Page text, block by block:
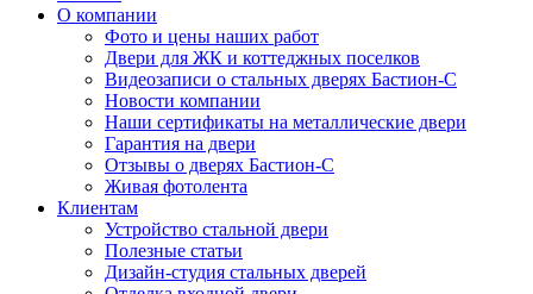
О компании
Фото и цены наших работ
Двери для ЖК и коттеджных поселков
Видеозаписи о стальных дверях Бастион-С
Новости компании
Наши сертификаты на металлические двери
Гарантия на двери
Отзывы о дверях Бастион-С
Живая фотолента
Клиентам
Устройство стальной двери
Полезные статьи
Дизайн-студия стальных дверей